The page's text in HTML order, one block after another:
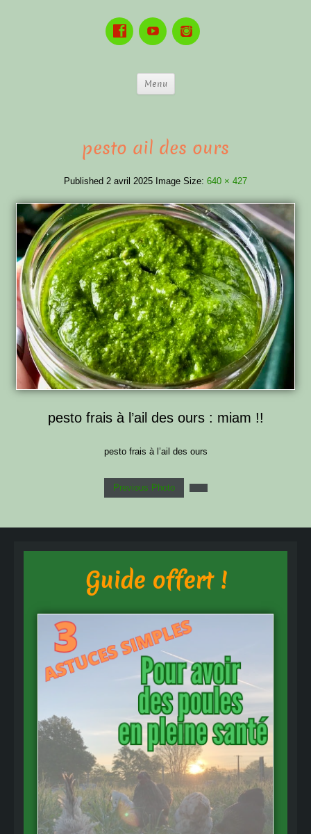
Menu
pesto ail des ours
Published 2 avril 2025 Image Size: 640 × 427
pesto frais à l’ail des ours : miam !!
pesto frais à l’ail des ours
Previous Photo
Guide offert !